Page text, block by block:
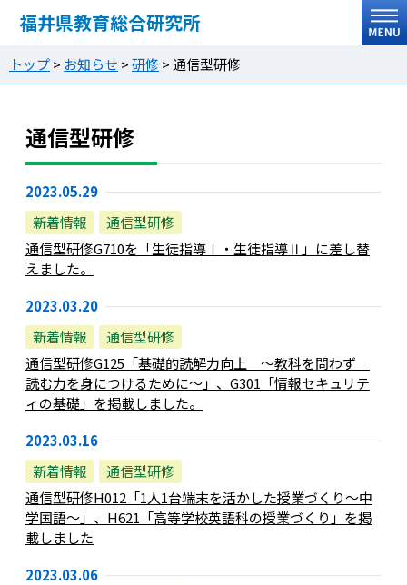
福井県教育総合研究所
トップ> お知らせ >研修 >通信型研修
通信型研修
2023.05.29
新着情報
通信型研修
通信型研修G710を「生徒指導Ⅰ・生徒指導Ⅱ」に差し替
えました。
2023.03.20
新着情報
通信型研修
通信型研修G125「基礎的読解力向上 ～教科を問わず
読む力を身につけるために～」、G301「情報セキュリテ
ィの基礎」を掲載しました。
2023.03.16
新着情報
通信型研修
通信型研修H012「1人1台端末を活かした授業づくり～中
学国語～」、H621「高等学校英語科の授業づくり」を掲
載しました
2023.03.06